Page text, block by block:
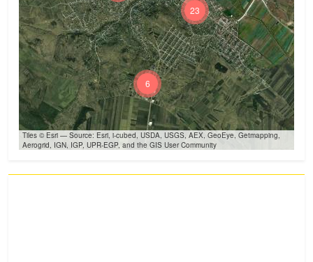
23
6
Tiles © Esri — Source: Esri, i-cubed, USDA, USGS, AEX, GeoEye, Getmapping,
Aerogrid, IGN, IGP, UPR-EGP, and the GIS User Community